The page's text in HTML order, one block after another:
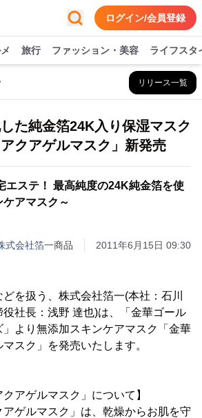
ログイン/会員登録
旅行 ファッション・美容 ライフスタ
リリース一覧
た純金箔24K入り保湿マスク
アクアゲルマスク」新発売
エステ！ 最高純度の24K純金箔を使
アマスク～
式会社箔一商品 2011年6月15日 09:30
を扱う、株式会社箔一(本社：石川
社長：浅野 達也)は、「金華ゴール
」より無添加スキンケアマスク「金華
スク」を発売いたします。
クアゲルマスク」について】
アゲルマスク」は、乾燥からお肌を守